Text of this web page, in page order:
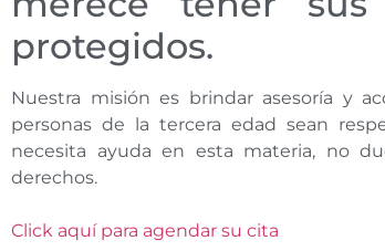
protegidos.
Nuestra misión es brindar asesoría y
personas de la tercera edad sean
necesita ayuda en esta materia, no
derechos.
Click aquí para agendar su cita